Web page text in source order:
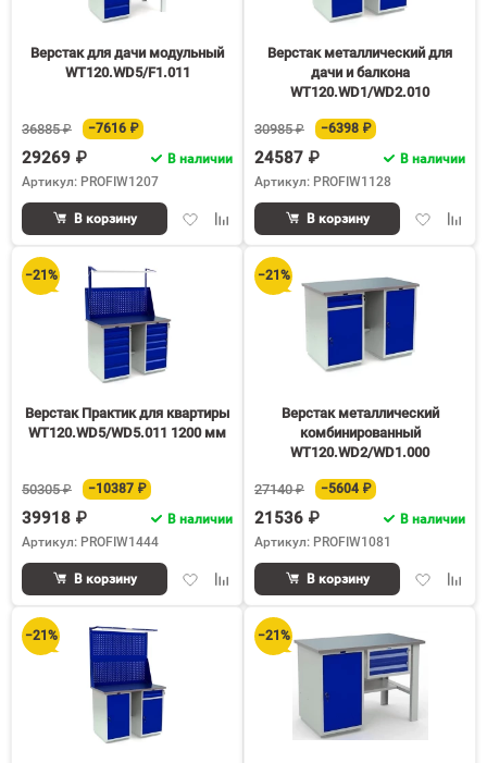
Верстак для дачи модульный
WT120.WD5/F1.011
36885 ₽ −7616 ₽
29269 ₽
В наличии
Артикул: PROFIW1207
ДобавитьДобавить
сравнению
В корзину
Верстак металлический для
дачи и балкона
WT120.WD1/WD2.010
30985 ₽ −6398 ₽
24587 ₽
В наличии
Артикул: PROFIW1128
Добавить
В корзину
−21%
Верстак Практик для квартиры
WT120.WD5/WD5.011 1200 мм
50305 ₽ −10387 ₽
39918 ₽
В наличии
Артикул: PROFIW1444
ДобавитьДобавить
сравнению
В корзину
−21%
Верстак металлический
комбинированный
WT120.WD2/WD1.000
27140 ₽ −5604 ₽
21536 ₽
В наличии
Артикул: PROFIW1081
Добавить
В корзину
−21% −21%